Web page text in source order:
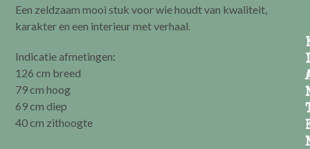
Een zeldzaam mooi stuk voor wie houdt van kwaliteit,
karakter en een interieur met verhaal.
Indicatie afmetingen:
126 cm breed
79 cm hoog
69 cm diep
40 cm zithoogte